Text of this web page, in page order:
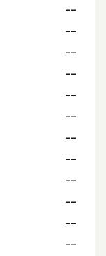
--
--
--
--
--
--
--
--
--
--
--
--